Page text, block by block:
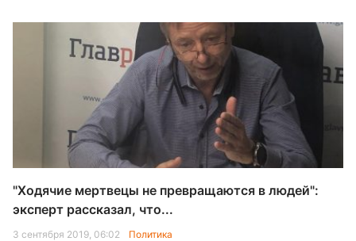
"Ходячие мертвецы не превращаются в людей":
эксперт рассказал, что...
3 сентября 2019, 06:02 Политика